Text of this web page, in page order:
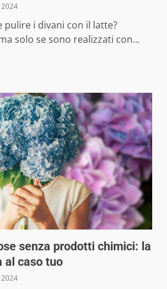
pulire i divani con il latte?
solo se sono realizzati con...
senza prodotti chimici: la
al caso tuo